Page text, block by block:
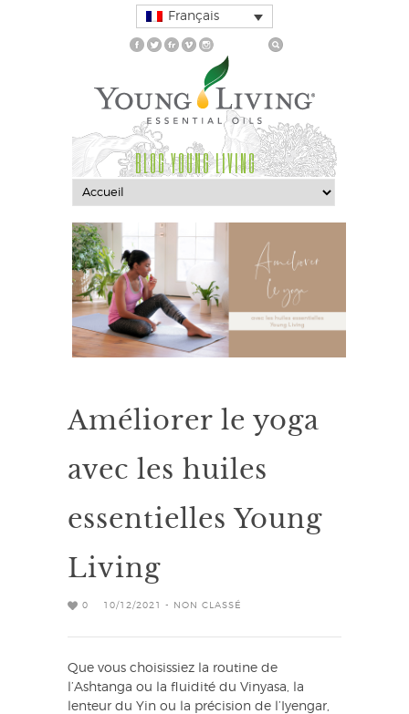
Français
BLOG YOUNG LIVING
Améliorer le yoga
avec les huiles
essentielles Young
Living
0 10/12/2021 - NON CLASSÉ
Que vous choisissiez la routine de
l’Ashtanga ou la fluidité du Vinyasa, la
lenteur du Yin ou la précision de l’Iyengar,